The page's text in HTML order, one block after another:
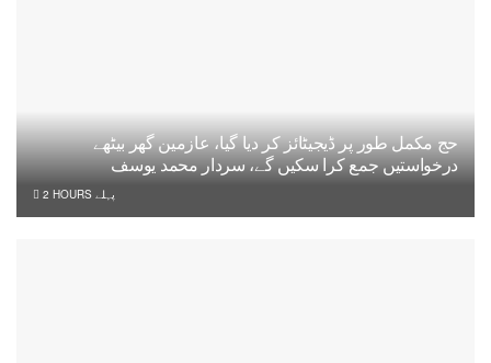
حج مکمل طور پر ڈیجیٹائز کر دیا گیا، عازمین گھر بیٹھے
درخواستیں جمع کرا سکیں گے، سردار محمد یوسف
2 HOURS پہلے